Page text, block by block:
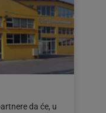
da će, u